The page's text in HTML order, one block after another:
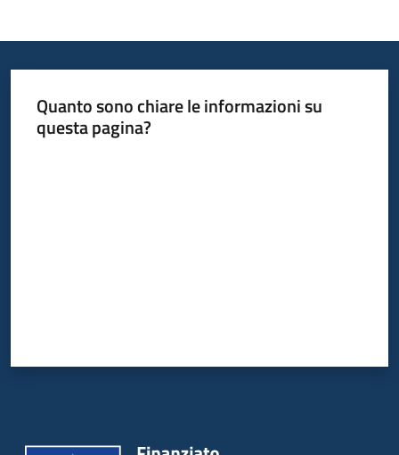
Quanto sono chiare le informazioni su
questa pagina?